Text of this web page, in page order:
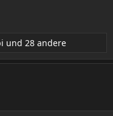
und 28 andere